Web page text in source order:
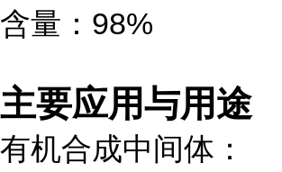
含量：98%
主要应用与用途
有机合成中间体：